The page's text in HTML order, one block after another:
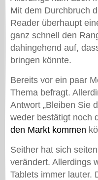
Mit dem Durchbruch
Reader überhaupt
ganz schnell den
dahingehend auf,
bringen könnte.
Bereits vor ein paar
Thema befragt.
Antwort „Bleiben Sie
weder bestätigt noch
den Markt kommen
Seither hat sich
verändert. Allerdings
Tablets immer lauter.